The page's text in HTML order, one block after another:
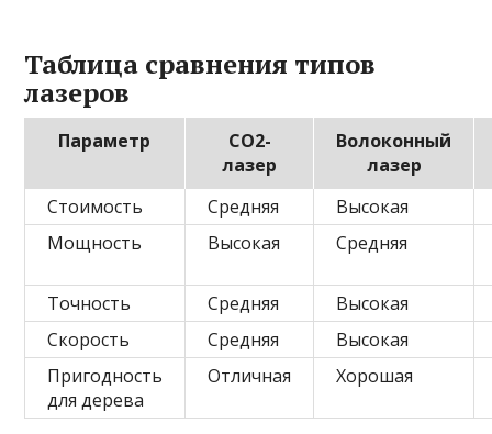
Таблица сравнения типов
лазеров
Параметр
CO2-
лазер
Волоконный
лазер
Стоимость
Средняя
Высокая
Мощность
Высокая Средняя
Точность Средняя
Высокая
Скорость
Средняя
Высокая
Пригодность
для дерева
Отличная Хорошая